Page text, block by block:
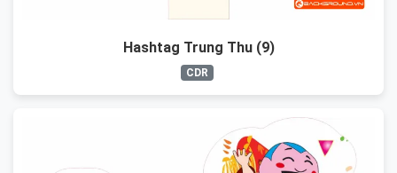
Hashtag Trung Thu (9)
CDR